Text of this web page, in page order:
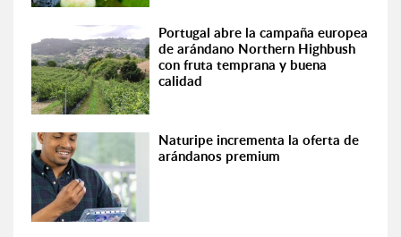
Portugal abre la campaña europea
de arándano Northern Highbush
con fruta temprana y buena
calidad
Naturipe incrementa la oferta de
arándanos premium